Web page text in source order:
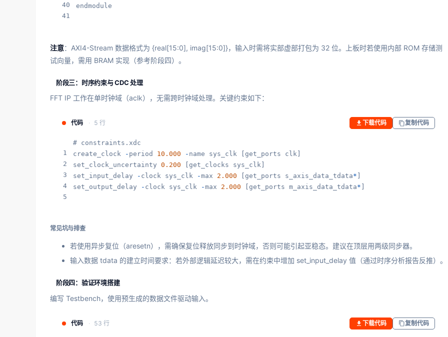
40
41
endmodule
注意：AXI4-Stream 数据格式为 {real[15:0], imag[15:0]}，输入时需将实部虚部打包为 32 位。上板时若使用内部 ROM 存储测
试向量，需用 BRAM 实现（参考阶段四）。
阶段三：时序约束与 CDC 处理
FFT IP 工作在单时钟域（aclk），无需跨时钟域处理。关键约束如下：
代码 5 行 下载代码 复制代码
1
2
3
4
5
# constraints.xdc
create_clock
- period 10.000 - name sys_clk [get_ports clk]
set_clock_uncertainty 0.200 [get_clocks sys_clk]
set_input_delay
- clock sys_clk -max 2.000 [get_ports s_axis_data_tdata*
set_output_delay
- clock sys_clk -max 2.000 [get_ports m_axis_data_tdata*
常见坑与排查
若使用异步复位（aresetn），需确保复位释放同步到时钟域，否则可能引起亚稳态。建议在顶层用两级同步器。
输入数据 tdata 的建立时间要求：若外部逻辑延迟较大，需在约束中增加 set_input_delay 值（通过时序分析报告反推）。
阶段四：验证环境搭建
编写 Testbench，使用预生成的数据文件驱动输入。
代码 53 行 下载代码 复制代码